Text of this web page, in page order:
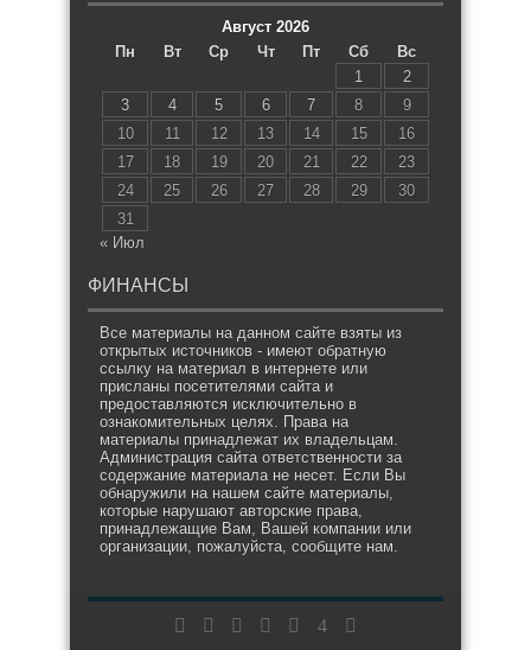
Август 2026
Пн
Вт Ср Чт Пт Сб
Вс
1
2
3
4 5 6 7 8
9
10
11 12 13 14 15
16
17
18 19 20 21 22
23
24
25 26 27 28 29
30
31
« Июл
ФИНАНСЫ
Все материалы на данном сайте взяты из
открытых источников - имеют обратную
ссылку на материал в интернете или
присланы посетителями сайта и
предоставляются исключительно в
ознакомительных целях. Права на
материалы принадлежат их владельцам.
Администрация сайта ответственности за
содержание материала не несет. Если Вы
обнаружили на нашем сайте материалы,
которые нарушают авторские права,
принадлежащие Вам, Вашей компании или
организации, пожалуйста, сообщите нам.